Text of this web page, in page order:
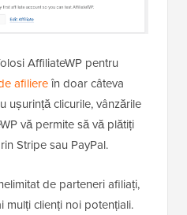
AffiliateWP pentru
afiliereîn doar câteva
ușurință clicurile, vânzările
vă permite să vă plătiți
Stripe sau PayPal.
de parteneri afiliați,
mulți clienți noi potențiali.